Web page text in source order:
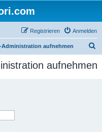
Anmelden
Registrieren
aufnehmen
c
aufnehmen